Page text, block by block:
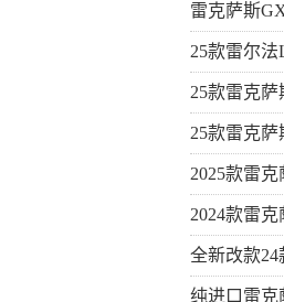
雷克萨斯
25款雷尔
25款雷克
25款雷克
2025款雷
2024款雷
全新改款
纯进口雷克